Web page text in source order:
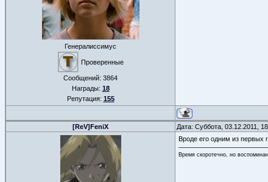
Генералиссимус
Проверенные
Сообщений: 3864
Награды: 18
Репутация: 155
[ReV]FeniX Дата: Суббота, 03.12.2011,
Вроде его одним из первых
Время скоротечно, но